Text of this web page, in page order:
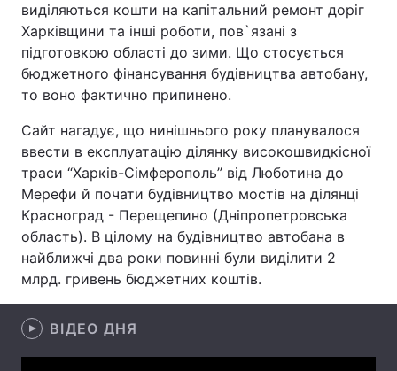
Головна Війна
Україна Політика
Економіка Світ
Спорт Наука
Техно і зв'язок
Зброя
виділяються кошти на капітальний ремонт доріг
Харківщини та інші роботи, пов`язані з
підготовкою області до зими. Що стосується
бюджетного фінансування будівництва автобану,
то воно фактично припинено.
Сайт нагадує, що нинішнього року планувалося
ввести в експлуатацію ділянку високошвидкісної
траси “Харків-Сімферополь” від Люботина до
Мерефи й почати будівництво мостів на ділянці
Красноград - Перещепино (Дніпропетровська
область). В цілому на будівництво автобана в
найближчі два роки повинні були виділити 2
млрд. гривень бюджетних коштів.
ВІДЕО ДНЯ